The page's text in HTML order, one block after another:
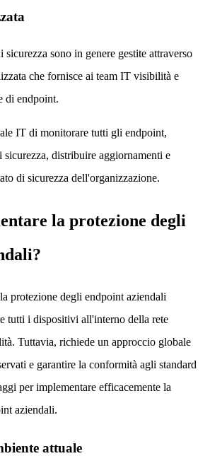
sono in genere gestite attraverso
che fornisce ai team IT visibilità e
di endpoint.
IT di monitorare tutti gli endpoint,
distribuire aggiornamenti e
di sicurezza dell'organizzazione.
la protezione degli
protezione degli endpoint aziendali
tutti i dispositivi all'interno della rete
Tuttavia, richiede un approccio globale
e garantire la conformità agli standard
per implementare efficacemente la
aziendali.
attuale